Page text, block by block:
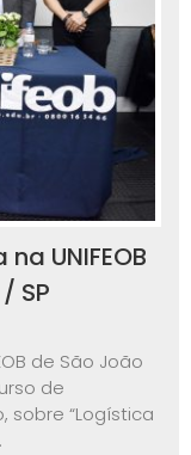
UNIFEOB
SP
de São João
de
sobre “Logística